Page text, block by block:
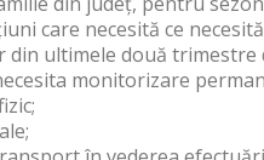
care necesită ce
din ultimele două trimestre
monitorizare